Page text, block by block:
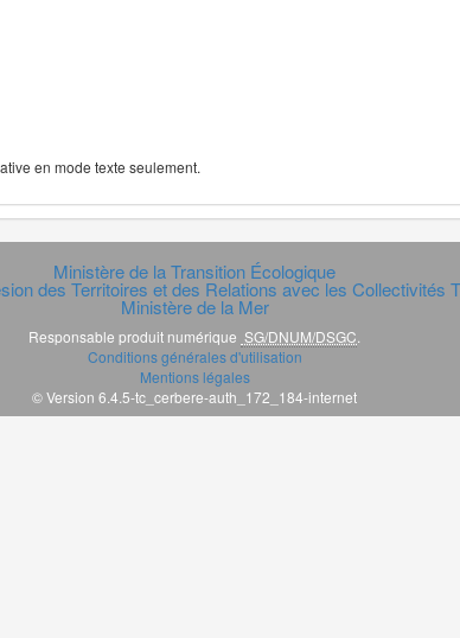
en mode texte seulement.
Ministère de la Transition Écologique
des Territoires et des Relations avec les Collectivités
Ministère de la Mer
Responsable produit numérique SG/DNUM/DSGC
Conditions générales d'utilisation
Mentions légales
© Version 6.4.5-tc_cerbere-auth_172_184-internet